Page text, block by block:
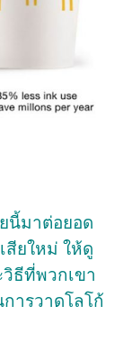
นี้มาต่อยอด
สียใหม่ ให้ดู
ธีที่พวกเขา
ารวาดโลโก้